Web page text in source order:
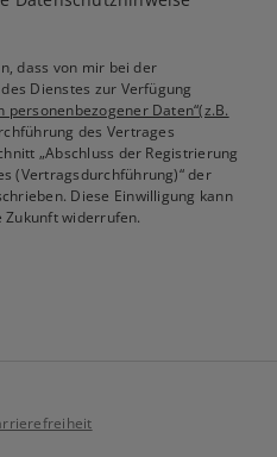
dass von mir bei der
Dienstes zur Verfügung
personenbezogener Daten“(z.B.
des Vertrages
„Abschluss der Registrierung
(Vertragsdurchführung)“ der
Diese Einwilligung kann
widerrufen.